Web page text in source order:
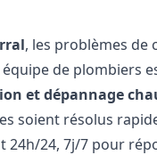
, les problèmes de
de plombiers
et dépannage
soient résolus
24, 7j/7 pour